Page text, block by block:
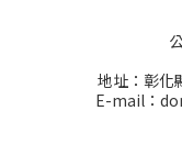
地址：彰化
E-mail：